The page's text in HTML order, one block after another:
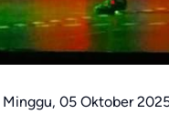
Minggu, 05 Oktober